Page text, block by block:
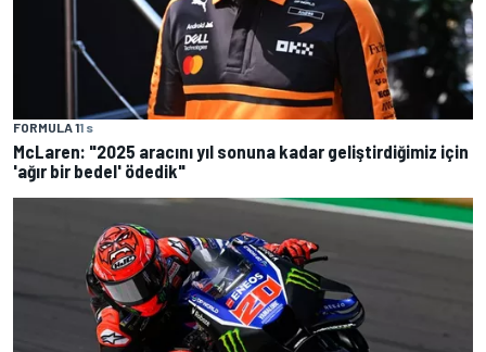
FORMULA 11 s
McLaren: "2025 aracını yıl sonuna kadar geliştirdiğimiz için
'ağır bir bedel' ödedik"